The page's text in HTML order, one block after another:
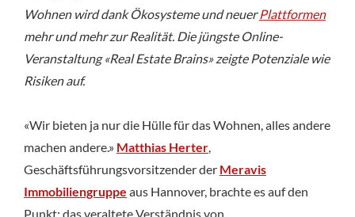
Wohnen wird dank Ökosysteme und neuerPlattformen
mehr und mehr zur Realität. Die jüngste Online-
Veranstaltung «Real Estate Brains» zeigte Potenziale wie
Risiken auf.
«Wir bieten ja nur die Hülle für das Wohnen, alles andere
machen andere.» Matthias Herter
Geschäftsführungsvorsitzender der Meravis
Immobiliengruppe aus Hannover, brachte es auf den
Punkt: das veraltete Verständnis von